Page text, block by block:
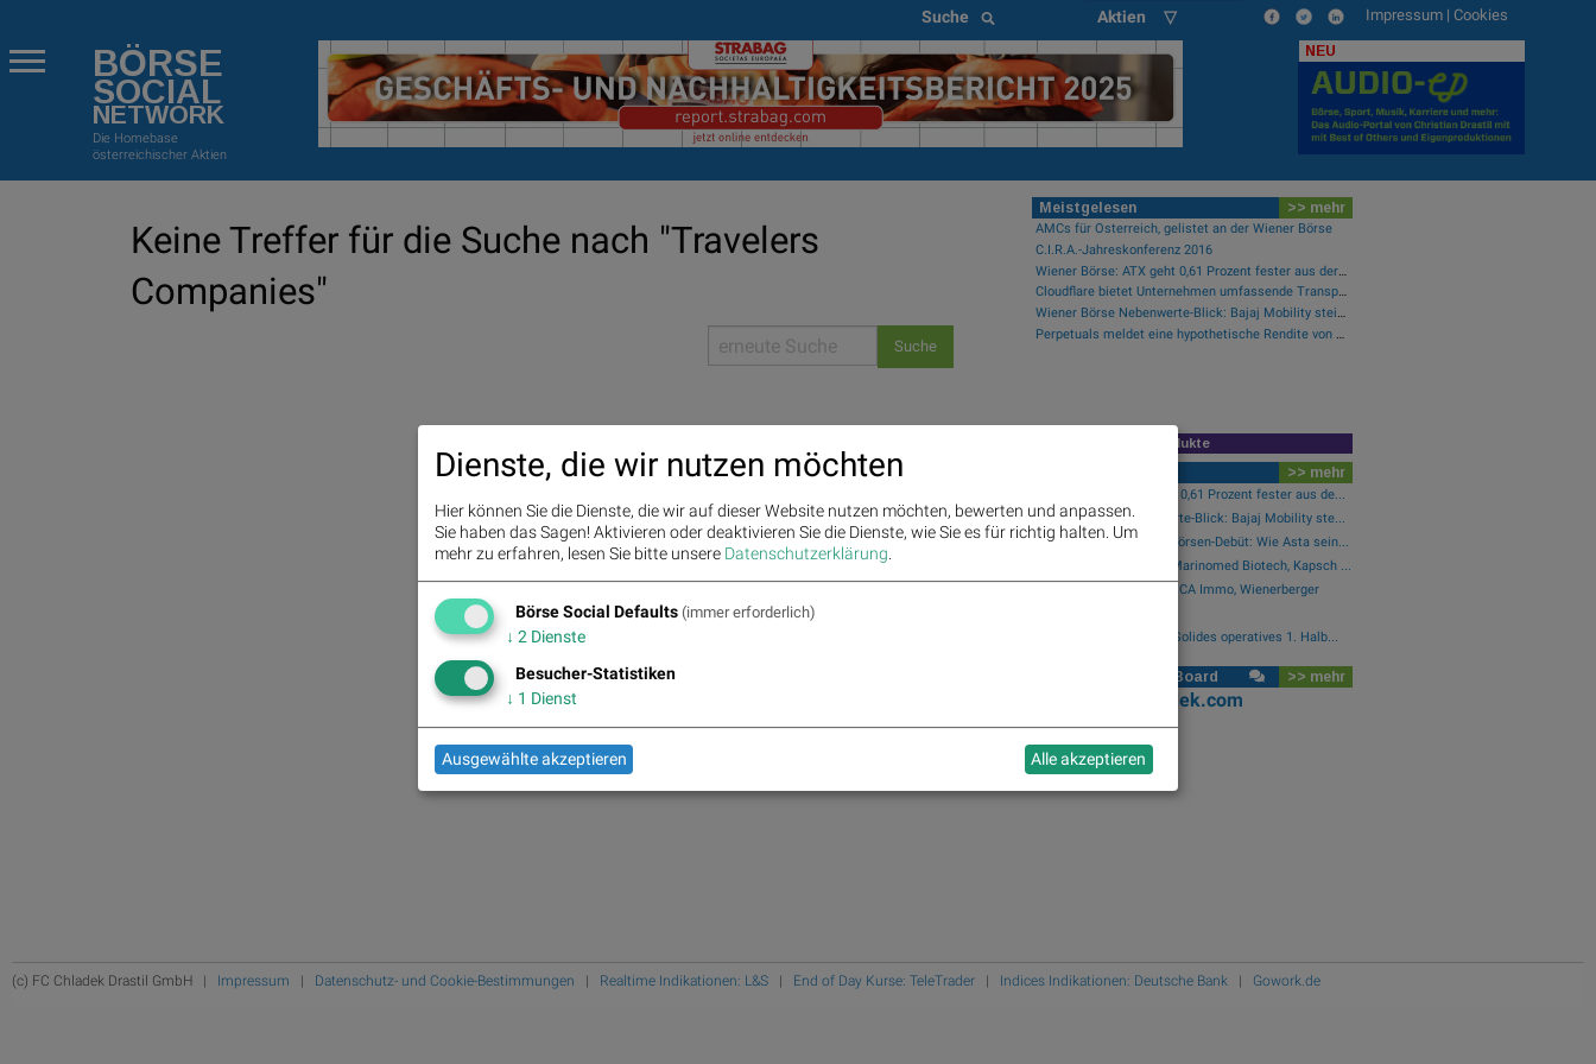
Suche Aktien ▽ Impressum | Cookies
BÖRSE
SOCIAL
NETWORK
Die Homebase
österreichischer Aktien
NEU
Keine Treffer für die Suche nach "Travelers
Companies"
Suche
Meistgelesen >> mehr
AMCs für Österreich, gelistet an der Wiener Börse
C.I.R.A.-Jahreskonferenz 2016
Wiener Börse: ATX geht 0,61 Prozent fester aus der Donnerstag-Sitzung
Cloudflare bietet Unternehmen umfassende Transparenz zur Überprüfung und Analyse des KI-Einsatzes
Wiener Börse Nebenwerte-Blick: Bajaj Mobility steigt bei hohen Umsätzen mehr als 10 Prozent
Perpetuals meldet eine hypothetische Rendite von 380 % im Backtest der KI-Engine, die die risikofreie Handelsplattform „UpsideOnly“ antreibt
PIR-Zeichnungsprodukte
>> mehr
Wiener Börse: ATX geht 0,61 Prozent fester aus de...
Wiener Börse Nebenwerte-Blick: Bajaj Mobility ste...
Zehn Vokabeln für ein Börsen-Debüt: Wie Asta sein...
Wie Bajaj Mobility AG, Marinomed Biotech, Kapsch ...
Wie VIG, AT&S, Lenzing, CA Immo, Wienerberger
Analysten zu Kontron: "Solides operatives 1. Halb...
Börse Social Club Board >> mehr
josefchladek.com
(c) FC Chladek Drastil GmbH | Impressum | Datenschutz- und Cookie-Bestimmungen | Realtime Indikationen: L&S | End of Day Kurse: TeleTrader | Indices Indikationen: Deutsche Bank | Gowork.de
Dienste, die wir nutzen möchten
Hier können Sie die Dienste, die wir auf dieser Website nutzen möchten, bewerten und anpassen.
Sie haben das Sagen! Aktivieren oder deaktivieren Sie die Dienste, wie Sie es für richtig halten. Um
mehr zu erfahren, lesen Sie bitte unsere Datenschutzerklärung
Börse Social Defaults (immer erforderlich)
↓ 2 Dienste
Besucher-Statistiken
↓ 1 Dienst
Ausgewählte akzeptieren Alle akzeptieren